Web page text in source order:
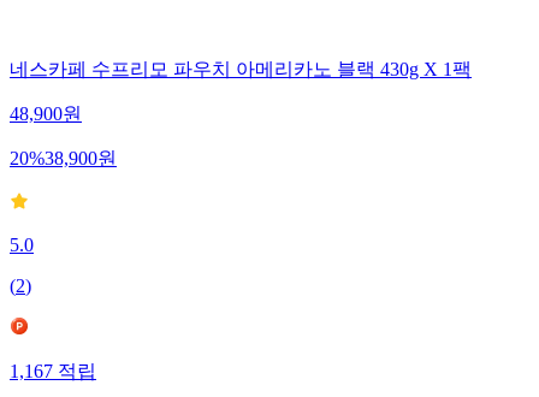
네스카페 수프리모 파우치 아메리카노 블랙 430g X 1팩
48,900원
20%38,900원
5.0
(2)
1,167적립